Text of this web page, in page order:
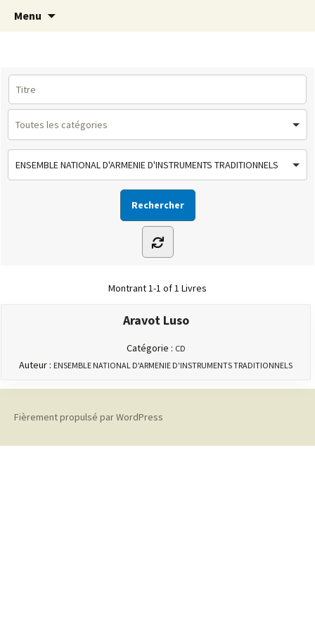
MCA Vienne
Le site de la Maison de la Culture
Arménienne de Vienne
Menu
ENSEMBLE NATIONAL D'ARMENIE D'INSTRUMENTS TRADITIONNELS
Montrant1-1 of 1 Livres
Aravot Luso
Catégorie : CD
Auteur : ENSEMBLE NATIONAL D'ARMENIE D'INSTRUMENTS TRADITIONNELS
Fièrement propulsé par WordPress